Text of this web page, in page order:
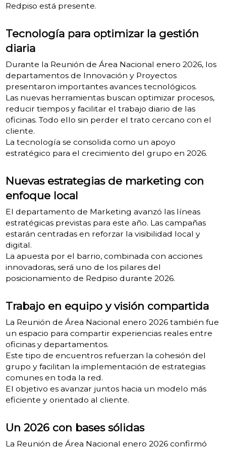
Redpiso está presente.
Tecnología para optimizar la gestión
diaria
Durante la Reunión de Área Nacional enero 2026, los
departamentos de Innovación y Proyectos
presentaron importantes avances tecnológicos.
Las nuevas herramientas buscan optimizar procesos,
reducir tiempos y facilitar el trabajo diario de las
oficinas. Todo ello sin perder el trato cercano con el
cliente.
La tecnología se consolida como un apoyo
estratégico para el crecimiento del grupo en 2026.
Nuevas estrategias de marketing con
enfoque local
El departamento de Marketing avanzó las líneas
estratégicas previstas para este año. Las campañas
estarán centradas en reforzar la visibilidad local y
digital.
La apuesta por el barrio, combinada con acciones
innovadoras, será uno de los pilares del
posicionamiento de Redpiso durante 2026.
Trabajo en equipo y visión compartida
La Reunión de Área Nacional enero 2026 también fue
un espacio para compartir experiencias reales entre
oficinas y departamentos.
Este tipo de encuentros refuerzan la cohesión del
grupo y facilitan la implementación de estrategias
comunes en toda la red.
El objetivo es avanzar juntos hacia un modelo más
eficiente y orientado al cliente.
Un 2026 con bases sólidas
La Reunión de Área Nacional enero 2026 confirmó